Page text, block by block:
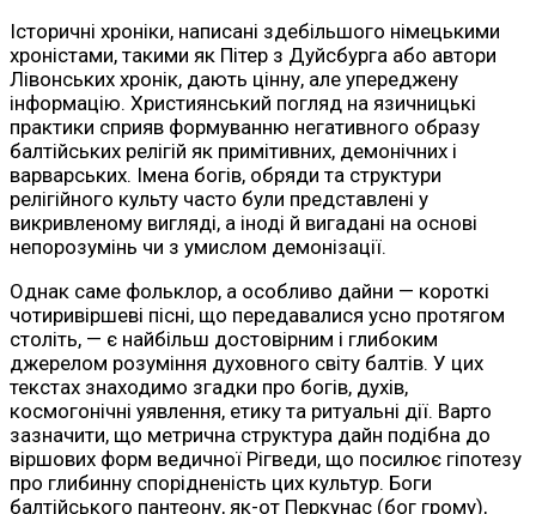
Історичні хроніки, написані здебільшого німецькими
хроністами, такими як Пітер з Дуйсбурга або автори
Лівонських хронік, дають цінну, але упереджену
інформацію. Християнський погляд на язичницькі
практики сприяв формуванню негативного образу
балтійських релігій як примітивних, демонічних і
варварських. Імена богів, обряди та структури
релігійного культу часто були представлені у
викривленому вигляді, а іноді й вигадані на основі
непорозумінь чи з умислом демонізації.
Однак саме фольклор, а особливо дайни — короткі
чотиривіршеві пісні, що передавалися усно протягом
століть, — є найбільш достовірним і глибоким
джерелом розуміння духовного світу балтів. У цих
текстах знаходимо згадки про богів, духів,
космогонічні уявлення, етику та ритуальні дії. Варто
зазначити, що метрична структура дайн подібна до
віршових форм ведичної Рігведи, що посилює гіпотезу
про глибинну спорідненість цих культур. Боги
балтійського пантеону, як-от Перкунас (бог грому),